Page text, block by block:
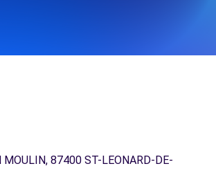
MOULIN, 87400 ST-LEONARD-DE-